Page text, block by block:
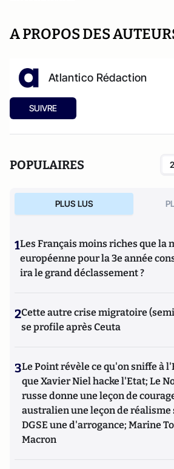
A PROPOS DES
Atlantico Rédaction
SUIVRE
POPULAIRES
PLUS LUS
1Les Français moins riches que la
européenne pour la 3e année
ira le grand déclassement ?
2Cette autre crise migratoire
se profile après Ceuta
3Le Point révèle ce qu'on sniffe à
que Xavier Niel hacke l'Etat; Le
russe donne une leçon de
australien une leçon de réalisme
DGSE une d'arrogance; Marine
Macron